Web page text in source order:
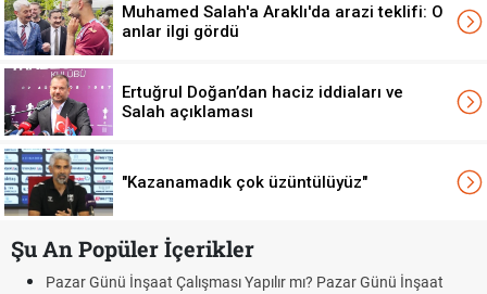
Muhamed Salah'a Araklı'da arazi teklifi: O
anlar ilgi gördü
Ertuğrul Doğan’dan haciz iddiaları ve
Salah açıklaması
"Kazanamadık çok üzüntülüyüz"
Şu An Popüler İçerikler
Pazar Günü İnşaat
Bedelli askerlik çarşı izni var mı? 2026